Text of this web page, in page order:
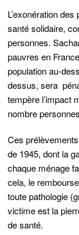
L’exonération
santé solidaire,
personnes.
pauvres en
population au-
dessus, sera
tempère l’impact
nombre
Ces
de 1945, dont la
chaque ménage
cela, le
toute pathologie
victime est la
de santé.